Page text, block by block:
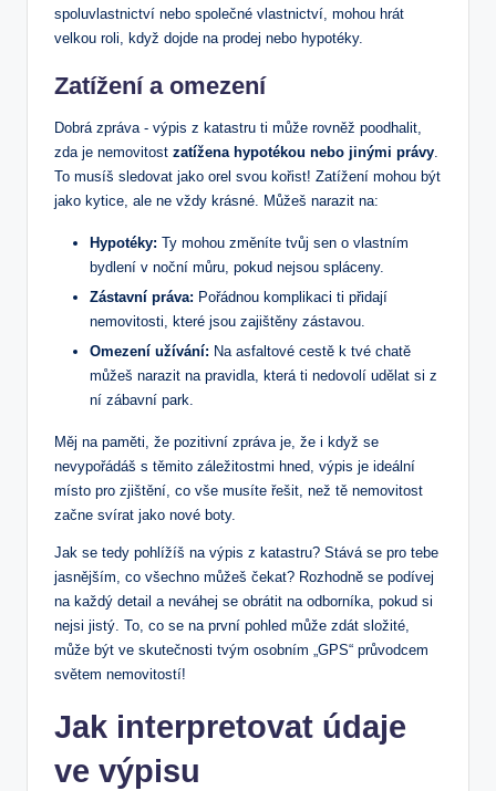
spoluvlastnictví nebo společné vlastnictví, mohou hrát
velkou roli, když dojde na prodej nebo hypotéky.
Zatížení a omezení
Dobrá zpráva‌ -⁢ výpis z ⁣katastru ti může rovněž poodhalit,
zda je nemovitost zatížena hypotékou‍ nebo ‍jinými​ právy.
To musíš sledovat jako orel ‍svou kořist! Zatížení⁤ mohou ⁤být
jako kytice, ⁢ale ne vždy krásné. Můžeš narazit ⁢na:
Hypotéky: Ty mohou změníte tvůj sen o vlastním
bydlení v noční můru, pokud nejsou spláceny.
Zástavní práva: Pořádnou komplikaci ti⁣ přidají
nemovitosti, které⁢ jsou ⁣zajištěny zástavou.
Omezení užívání: Na asfaltové cestě‍ k tvé chatě‍
můžeš narazit na pravidla, která ⁣ti ⁢nedovolí udělat si z
ní zábavní park.
Měj⁤ na paměti, ‍že pozitivní zpráva je, že i když se
nevypořádáš s ⁤těmito záležitostmi hned, výpis je ideální ​
místo pro zjištění, co​ vše musíte řešit, než tě nemovitost
začne⁤ svírat jako ⁢nové boty.
Jak se tedy pohlížíš na výpis z katastru?⁣ Stává se pro tebe
jasnějším, co všechno můžeš čekat?‌ Rozhodně se ‌podívej
na každý detail ‌a neváhej se obrátit na odborníka, pokud si
nejsi jistý. To, ⁣co ​se na první pohled může zdát složité,
může být‍ ve skutečnosti tvým osobním „GPS“ průvodcem
světem‌ nemovitostí!
Jak interpretovat údaje
ve výpisu